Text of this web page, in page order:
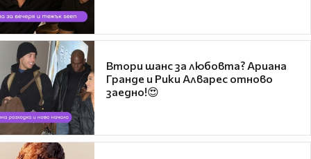
Втори шанс за любовта? Ариана
Гранде и Рики Алварес отново
заедно!😍